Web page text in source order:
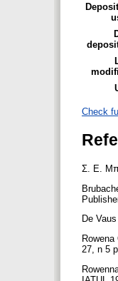
Check
Σ. Ε.
De
27, n 5